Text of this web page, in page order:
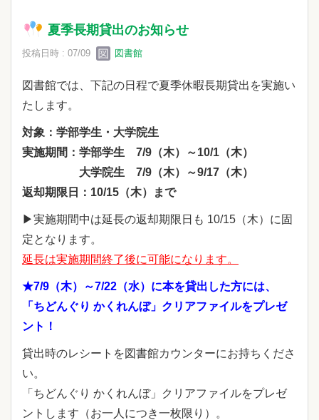
夏季長期貸出のお知らせ
投稿日時 : 07/09 図書館
図書館では、下記の日程で夏季休暇長期貸出を実施い
たします。
対象：学部学生・大学院生
実施期間：学部学生 7/9（木）～10/1（木）
大学院生 7/9（木）～9/17（木）
返却期限日：10/15（木）まで
▶実施期間中は延長の返却期限日も 10/15（木）に固
定となります。
延長は実施期間終了後に可能になります。
★7/9（木）～7/22（水）に本を貸出した方には、
「ちどんぐり かくれんぼ」 クリアファイルをプレゼ
ント！
貸出時のレシートを図書館カウンターにお持ちくださ
い。
「ちどんぐり かくれんぼ」クリアファイルをプレゼ
ントします（お一人につき一枚限り）。